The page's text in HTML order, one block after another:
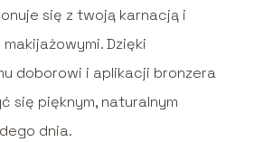
się z twoją karnacją i
Dzięki
doborowi i aplikacji bronzera
się pięknym, naturalnym
dnia.